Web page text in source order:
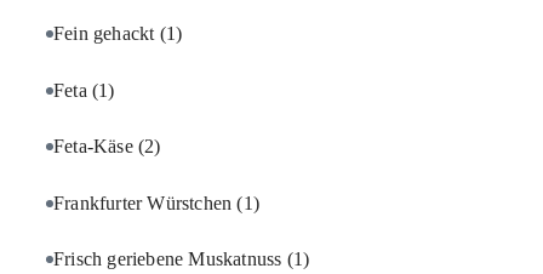
Fein gehackt (1)
Feta (1)
Feta-Käse (2)
Frankfurter Würstchen(1)
Frisch geriebene Muskatnuss (1)